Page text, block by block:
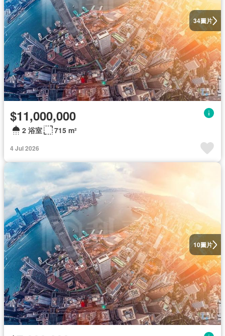
34圖片
$11,000,000
2 浴室 715 m²
4 Jul 2026
10圖片